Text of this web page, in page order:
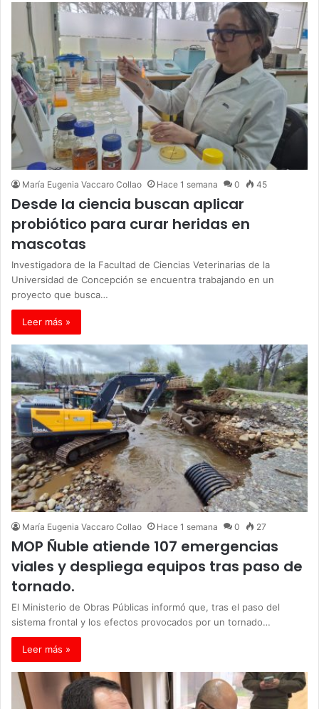
María Eugenia Vaccaro Collao Hace 1 semana 0 45
Desde la ciencia buscan aplicar
probiótico para curar heridas en
mascotas
Investigadora de la Facultad de Ciencias Veterinarias de la
Universidad de Concepción se encuentra trabajando en un
proyecto que busca…
Leer más »
María Eugenia Vaccaro Collao Hace 1 semana 0 27
MOP Ñuble atiende 107 emergencias
viales y despliega equipos tras paso de
tornado.
El Ministerio de Obras Públicas informó que, tras el paso del
sistema frontal y los efectos provocados por un tornado…
Leer más »